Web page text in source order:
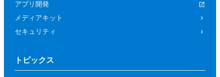
アプリ開発
メディアキット
セキュリティ
トピックス